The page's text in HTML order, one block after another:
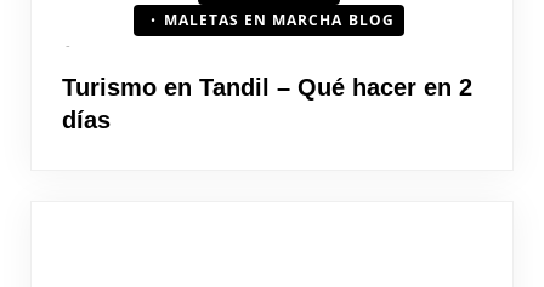
MALETAS EN MARCHA BLOG
Turismo en Tandil – Qué hacer en 2
días